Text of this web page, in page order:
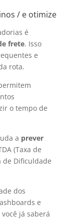
/ e otimize
é
frete. Isso
e
rota.
o tempo de
a prever
(Taxa de
de Dificuldade
dos
e
já saberá